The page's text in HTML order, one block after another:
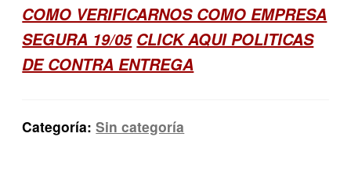
COMO VERIFICARNOS COMO EMPRESA
SEGURA 19/05 CLICK AQUI POLITICAS
DE CONTRA ENTREGA
Categoría:Sin categoría